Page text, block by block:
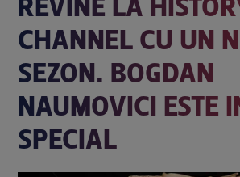
CHANNEL CU UN
SEZON. BOGDAN
NAUMOVICI ESTE
SPECIAL